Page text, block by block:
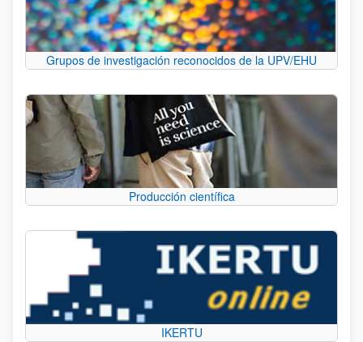
Grupos de investigación reconocidos de la UPV/EHU
Producción científica
IKERTU